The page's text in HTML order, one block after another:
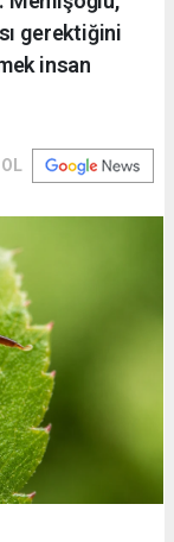
gerektiğini
insan